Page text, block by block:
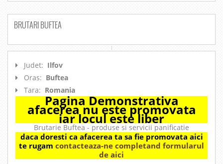
BRUTARI BUFTEA
Judet: Ilfov
Oras: Buftea
Tara: Romania
Pagina Demonstrativa
afacerea nu este promovata
iar locul este liber
Brutarie Buftea - produse si servicii panificatie
daca doresti ca afacerea ta sa fie promovata aici
te rugam contacteaza-ne completand formularul
de aici